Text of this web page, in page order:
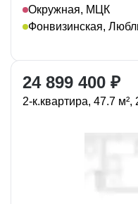
Окружная, МЦК
Фонвизинская,
24 899 400 ₽
2-к.квартира, 47.7 м²,